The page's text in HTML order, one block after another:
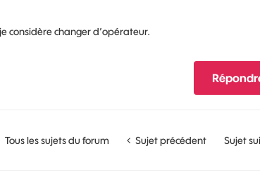
considère changer d’opérateur.
Tous les sujets du forum Sujet précédent Sujet